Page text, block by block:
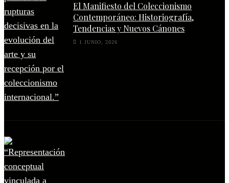
El Manifiesto del Coleccionismo
Contemporáneo: Historiografía,
Tendencias y Nuevos Cánones
1 JUNIO, 2026